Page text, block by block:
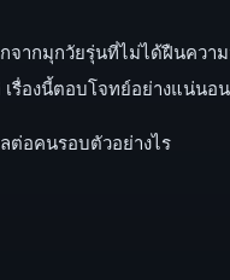
กมุกวัยรุ่นที่ไม่ได้ฝืนความ
รื่องนี้ตอบโจทย์อย่างแน่นอน
ต่อคนรอบตัวอย่างไร